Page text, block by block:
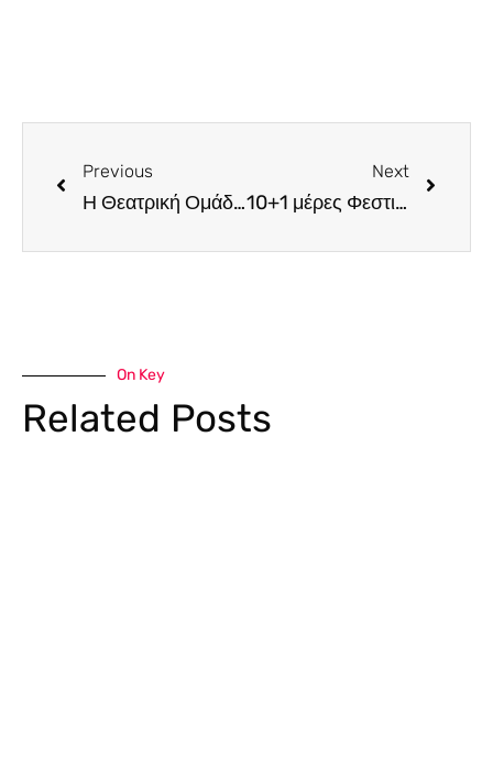
Previous
Η Θεατρική Ομάδα Persona ανεβάζει την “Epentipa” του Γκάμπριελ Γκαρσία Μαρκές
Next
10+1 μέρες Φεστιβάλ Άλωνας. Ο πρόεδρος του ΑΠΟΑ, Νικηφόρος Διονυσίου, μας μιλά για όλα τα όμορφα που θα συμβούν τον Αύγουστο, το έργο του Αθλητικού…
On Key
Related Posts